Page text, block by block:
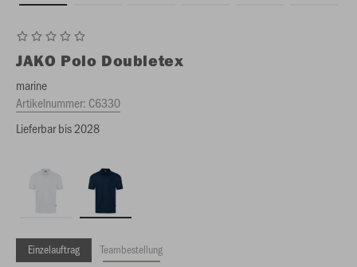
JAKO Polo Doubletex
marine
Artikelnummer: C6330
Lieferbar bis 2028
Einzelauftrag Teambestellung